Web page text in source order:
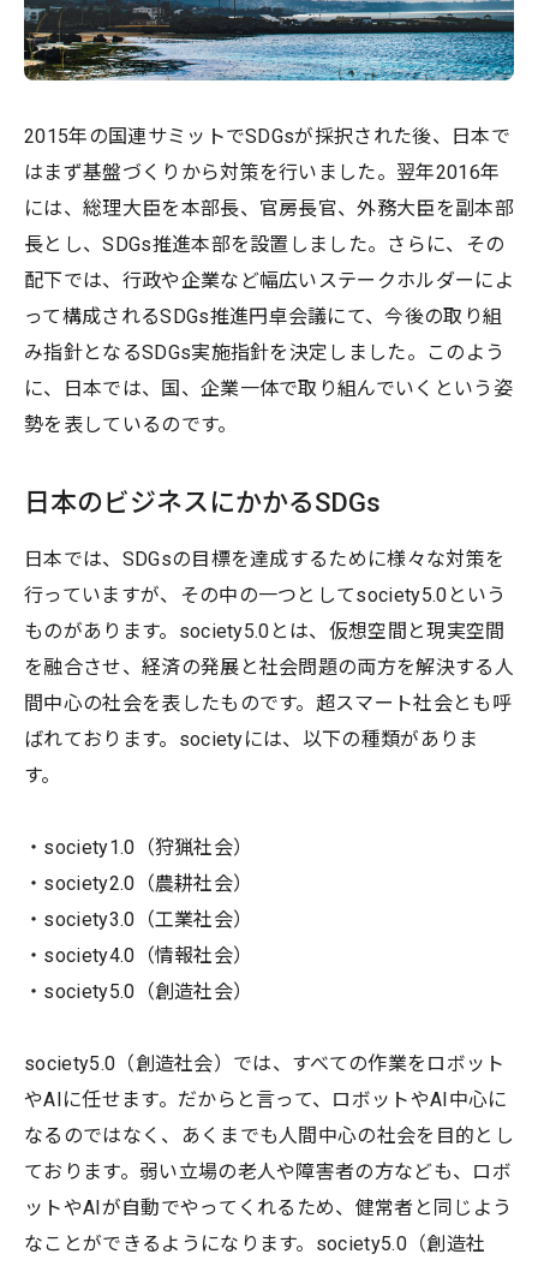
2015年の国連サミットでSDGsが採択された後、日本で
はまず基盤づくりから対策を行いました。翌年2016年
には、総理大臣を本部長、官房長官、外務大臣を副本部
長とし、SDGs推進本部を設置しました。さらに、その
配下では、行政や企業など幅広いステークホルダーによ
って構成されるSDGs推進円卓会議にて、今後の取り組
み指針となるSDGs実施指針を決定しました。このよう
に、日本では、国、企業一体で取り組んでいくという姿
勢を表しているのです。
日本のビジネスにかかるSDGs
日本では、SDGsの目標を達成するために様々な対策を
行っていますが、その中の一つとしてsociety5.0という
ものがあります。society5.0とは、仮想空間と現実空間
を融合させ、経済の発展と社会問題の両方を解決する人
間中心の社会を表したものです。超スマート社会とも呼
ばれております。societyには、以下の種類がありま
す。
・society1.0（狩猟社会）
・society2.0（農耕社会）
・society3.0（工業社会）
・society4.0（情報社会）
・society5.0（創造社会）
society5.0（創造社会）では、すべての作業をロボット
やAIに任せます。だからと言って、ロボットやAI中心に
なるのではなく、あくまでも人間中心の社会を目的とし
ております。弱い立場の老人や障害者の方なども、ロボ
ットやAIが自動でやってくれるため、健常者と同じよう
なことができるようになります。society5.0（創造社